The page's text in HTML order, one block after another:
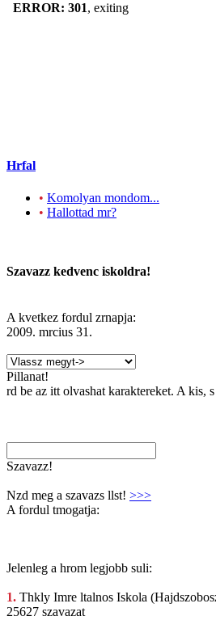
Hrfal
• Komolyan mondom...
• Hallottad mr?
Szavazz kedvenc iskoldra!
A kvetkez fordul zrnapja:
2009. mrcius 31.
Pillanat!
rd be az itt olvashat karaktereket. A kis,
Szavazz!
Nzd meg a szavazs llst! >>>
A fordul tmogatja:
Jelenleg a hrom legjobb suli:
1. Thkly Imre ltalnos Iskola
25627 szavazat